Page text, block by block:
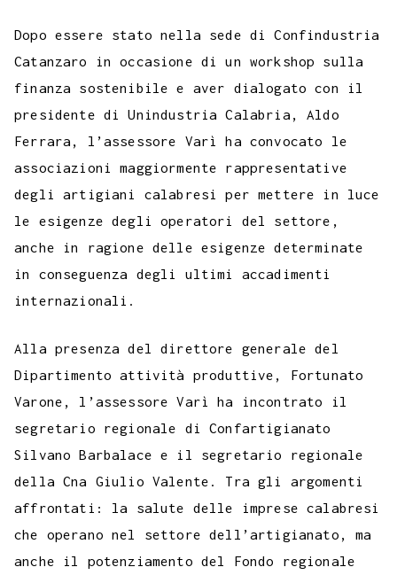
Dopo essere stato nella sede di Confindustria
Catanzaro in occasione di un workshop sulla
finanza sostenibile e aver dialogato con il
presidente di Unindustria Calabria, Aldo
Ferrara, l’assessore Varì ha convocato le
associazioni maggiormente rappresentative
degli artigiani calabresi per mettere in luce
le esigenze degli operatori del settore,
anche in ragione delle esigenze determinate
in conseguenza degli ultimi accadimenti
internazionali.
Alla presenza del direttore generale del
Dipartimento attività produttive, Fortunato
Varone, l’assessore Varì ha incontrato il
segretario regionale di Confartigianato
Silvano Barbalace e il segretario regionale
della Cna Giulio Valente. Tra gli argomenti
affrontati: la salute delle imprese calabresi
che operano nel settore dell’artigianato, ma
anche il potenziamento del Fondo regionale